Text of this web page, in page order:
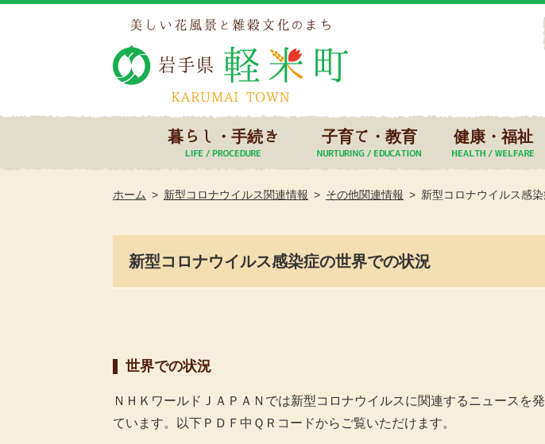
暮らし・手続き 子育て・教育 健康・福祉
ホーム 新型コロナウイルス関連情報 その他関連情報 新型コロナウイルス感
新型コロナウイルス感染症の世界での状況
世界での状況
ＮＨＫワールドＪＡＰＡＮでは新型コロナウイルスに関連するニュースを
ています。以下ＰＤＦ中ＱＲコードからご覧いただけます。